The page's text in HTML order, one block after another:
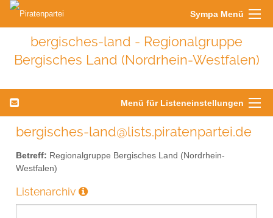
Sympa Menü
bergisches-land - Regionalgruppe
Bergisches Land (Nordrhein-Westfalen)
Menü für Listeneinstellungen
bergisches-land@lists.piratenpartei.de
Betreff: Regionalgruppe Bergisches Land (Nordrhein-
Westfalen)
Listenarchiv